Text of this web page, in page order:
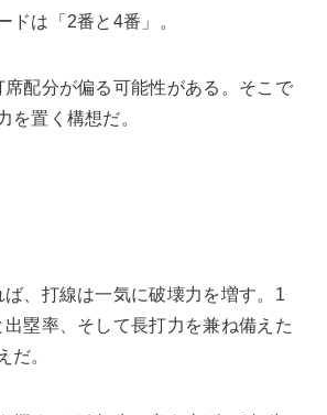
ドは「2番と4番」。
配分が偏る可能性がある。そこで
を置く構想だ。
、打線は一気に破壊力を増す。1
塁率、そして長打力を兼ね備えた
だ。